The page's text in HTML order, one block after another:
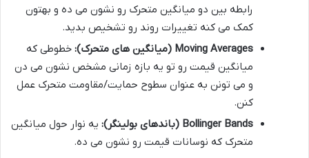
رابطه بین دو میانگین متحرک رو نشون می ده و بهتون
کمک می کنه تغییرات روند رو تشخیص بدید.
Moving Averages (میانگین های متحرک):
خطوطی که
میانگین قیمت رو تو یه بازه زمانی مشخص نشون می دن
و می تونن به عنوان سطوح حمایت/مقاومت متحرک عمل
کنن.
Bollinger Bands (باندهای بولینگر):
یه نوار حول میانگین
متحرک که نوسانات قیمت رو نشون می ده.